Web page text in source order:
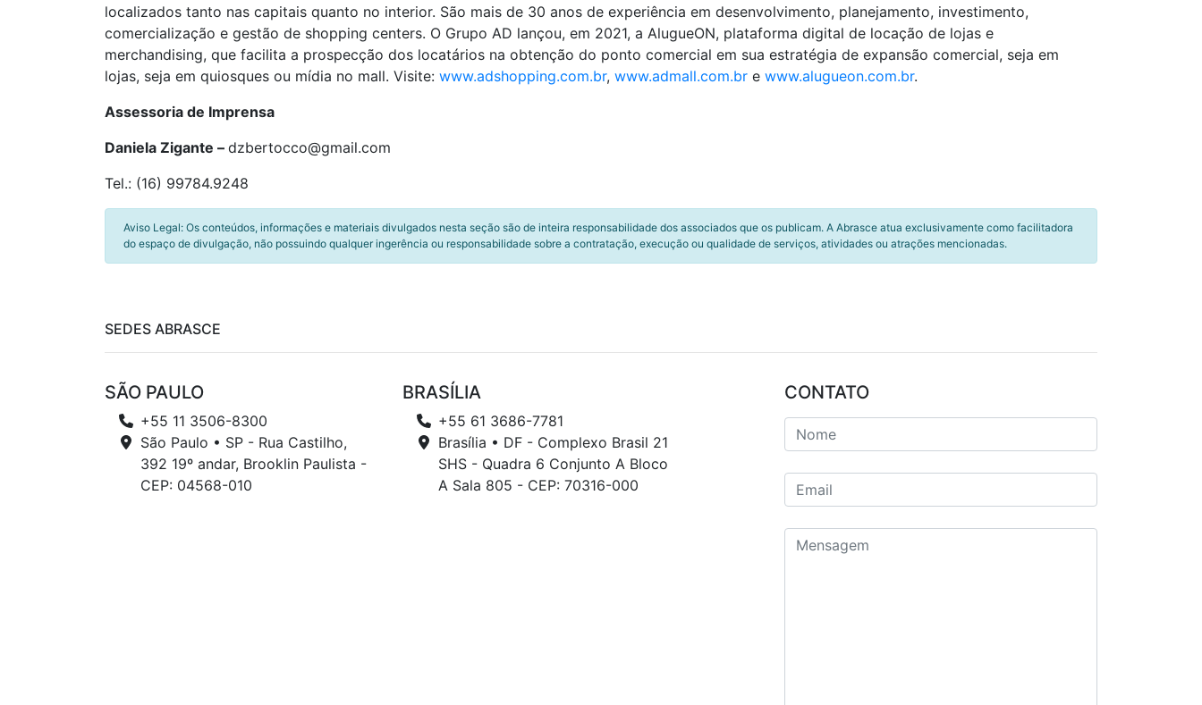
localizados tanto nas capitais quanto no interior. São mais de 30 anos de experiência em desenvolvimento, planejamento, investimento,
comercialização e gestão de shopping centers. O Grupo AD lançou, em 2021, a AlugueON, plataforma digital de locação de lojas e
merchandising, que facilita a prospecção dos locatários na obtenção do ponto comercial em sua estratégia de expansão comercial, seja em
lojas, seja em quiosques ou mídia no mall. Visite: www.adshopping.com.br, www.admall.com.br e www.alugueon.com.br.
Assessoria de Imprensa
Daniela Zigante – dzbertocco@gmail.com
Tel.: (16) 99784.9248
Aviso Legal: Os conteúdos, informações e materiais divulgados nesta seção são de inteira responsabilidade dos associados que os publicam. A Abrasce atua exclusivamente como facilitadora
do espaço de divulgação, não possuindo qualquer ingerência ou responsabilidade sobre a contratação, execução ou qualidade de serviços, atividades ou atrações mencionadas.
SEDES ABRASCE
SÃO PAULO
+55 11 3506-8300
São Paulo • SP - Rua Castilho,
392 19º andar, Brooklin Paulista -
CEP: 04568-010
BRASÍLIA
+55 61 3686-7781
Brasília • DF - Complexo Brasil 21
SHS - Quadra 6 Conjunto A Bloco
A Sala 805 - CEP: 70316-000
CONTATO